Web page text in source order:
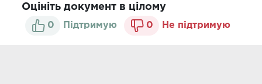
Оцініть документ в цілому
0 Підтримую 0 Не підтримую